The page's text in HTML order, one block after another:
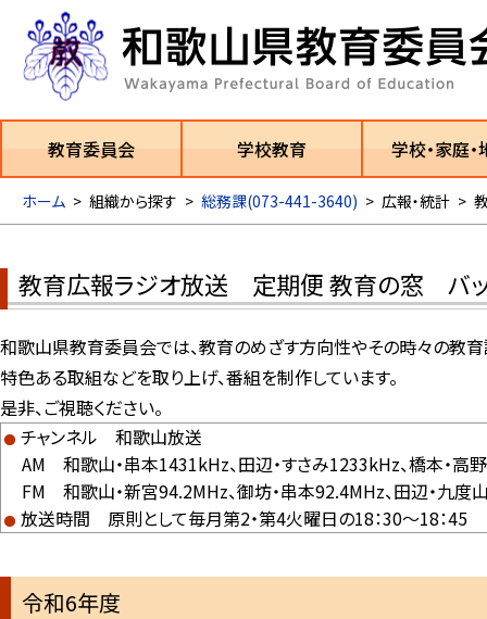
教育委員会 学校教育 学校・家庭
ホーム > 組織から探す > 総務課(073-441-3640) > 広報・統計 >
教育広報ラジオ放送 定期便 教育の窓 バッ
和歌山県教育委員会では、教育のめざす方向性やその時々の教育
特色ある取組などを取り上げ、番組を制作しています。
是非、ご視聴ください。
チャンネル 和歌山放送
AM 和歌山・串本1431kHz、田辺・すさみ1233kHz、橋本・高
FM 和歌山・新宮94.2MHz、御坊・串本92.4MHz、田辺・九度
放送時間 原則として毎月第2・第4火曜日の18：30～18：45
令和6年度